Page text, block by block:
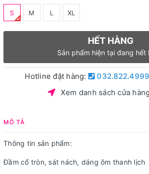
S M L XL
HẾT HÀNG
Sản phẩm hiện tại đang hết
Hotline đặt hàng: 032.822.4999
Xem danh sách cửa hàng
MÔ TẢ
Thông tin sản phẩm:
Đầm cổ tròn, sát nách, dáng ôm thanh lịch